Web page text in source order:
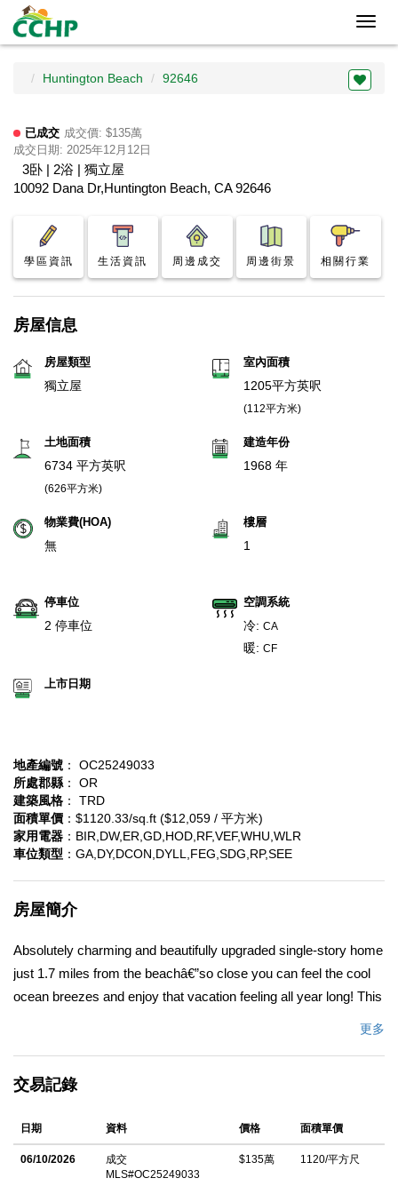
Huntington Beach 92646
已成交 成交價: $135萬
成交日期: 2025年12月12日
3卧 | 2浴 | 獨立屋
10092 Dana Dr,Huntington Beach, CA 92646
學區資訊 生活資訊 周邊成交 周邊街景 相關行業
房屋信息
房屋類型
獨立屋
室內面積
1205平方英呎
(112平方米)
土地面積
6734 平方英呎
(626平方米)
建造年份
1968 年
物業費(HOA)
無
樓層
1
停車位
2 停車位
空調系統
冷: CA
暖: CF
上市日期
地產編號 ： OC25249033
所處郡縣 ： OR
建築風格 ： TRD
面積單價 ：$1120.33/sq.ft ($12,059 / 平方米)
家用電器 ：BIR,DW,ER,GD,HOD,RF,VEF,WHU,WLR
車位類型 ：GA,DY,DCON,DYLL,FEG,SDG,RP,SEE
房屋簡介
Absolutely charming and beautifully upgraded single-story home
just 1.7 miles from the beachâ€”so close you can feel the cool
ocean breezes and enjoy that vacation feeling all year long! This
prepare to be wowed by the modern luxury upgrades that have
spacious open-concept great room with cathedral ceilings,
recessed lighting, dual pane windows, plantation shutters, and
elegant travertine-style tile flooring with decorative inlay. A
更多
交易記錄
日期 資料 價格 面積單價
06/10/2026
成交
MLS#OC25249033
$135萬 1120/平方尺